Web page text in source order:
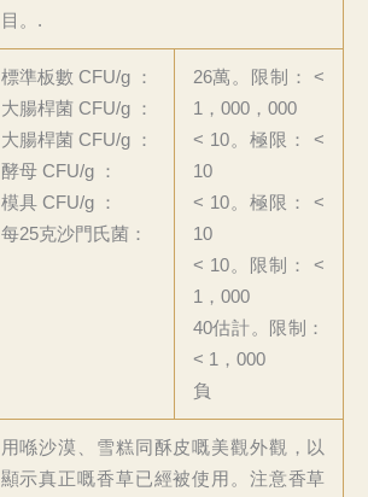
目。.
標準板數 CFU/g ：
大腸桿菌 CFU/g ：
大腸桿菌 CFU/g ：
酵母 CFU/g ：
模具 CFU/g ：
每25克沙門氏菌：
26萬。限制： <
1，000，000
< 10。極限： <
10
< 10。極限： <
10
< 10。限制： <
1，000
40估計。限制：
< 1，000
負
用喺沙漠、雪糕同酥皮嘅美觀外觀，以
顯示真正嘅香草已經被使用。注意香草